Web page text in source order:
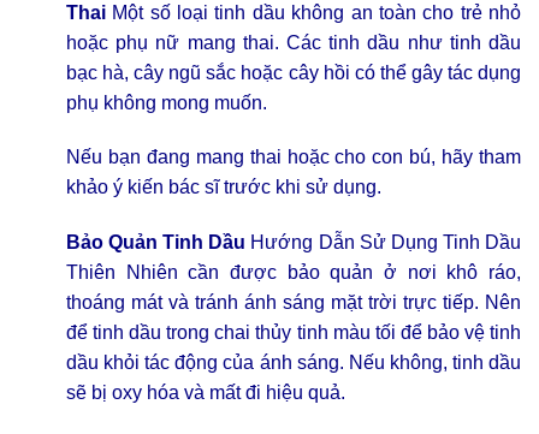
Thai Một số loại tinh dầu không an toàn cho trẻ nhỏ
hoặc phụ nữ mang thai. Các tinh dầu như tinh dầu
bạc hà, cây ngũ sắc hoặc cây hồi có thể gây tác dụng
phụ không mong muốn.
Nếu bạn đang mang thai hoặc cho con bú, hãy tham
khảo ý kiến bác sĩ trước khi sử dụng.
Bảo Quản Tinh Dầu Hướng Dẫn Sử Dụng Tinh Dầu
Thiên Nhiên cần được bảo quản ở nơi khô ráo,
thoáng mát và tránh ánh sáng mặt trời trực tiếp. Nên
để tinh dầu trong chai thủy tinh màu tối để bảo vệ tinh
dầu khỏi tác động của ánh sáng. Nếu không, tinh dầu
sẽ bị oxy hóa và mất đi hiệu quả.